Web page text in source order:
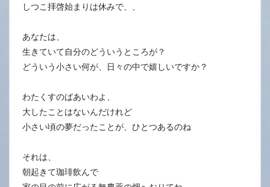
しつこ拝啓始まりは休みで、、
あなたは、
生きていて自分のどういうところが？
どういう小さい何が、日々の中で嬉しいですか？
わたくすのばあいわよ、
大したことはないんだけれど
小さい頃の夢だったことが、ひとつあるのね
それは、
朝起きて珈琲飲んで